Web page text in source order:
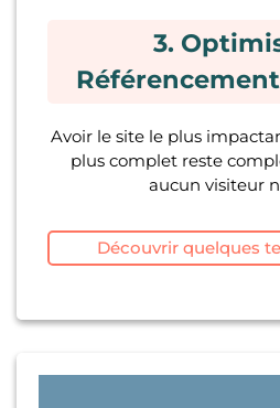
3.
Référencement
Découvrir quelques
Avoir le site le plus
plus complet reste
aucun visiteur